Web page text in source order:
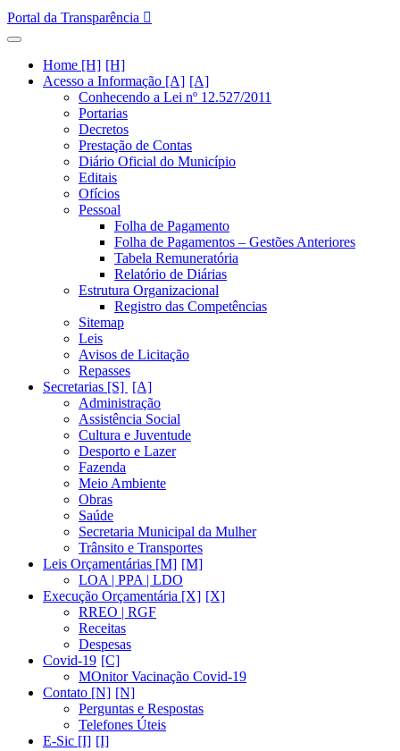
Portal da Transparência
Home [H]
Acesso a Informação [A]
Conhecendo a Lei nº 12.527/2011
Portarias
Decretos
Prestação de Contas
Diário Oficial do Município
Editais
Ofícios
Pessoal
Folha de Pagamento
Folha de Pagamentos – Gestões Anteriores
Tabela Remuneratória
Relatório de Diárias
Estrutura Organizacional
Registro das Competências
Sitemap
Leis
Avisos de Licitação
Repasses
Secretarias [S]
Administração
Assistência Social
Cultura e Juventude
Desporto e Lazer
Fazenda
Meio Ambiente
Obras
Saúde
Secretaria Municipal da Mulher
Trânsito e Transportes
Leis Orçamentárias [M]
LOA | PPA | LDO
Execução Orçamentária [X]
RREO | RGF
Receitas
Despesas
Covid-19
MOnitor Vacinação Covid-19
Contato [N]
Perguntas e Respostas
Telefones Úteis
E-Sic [I]